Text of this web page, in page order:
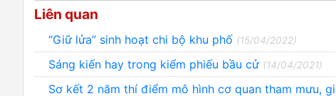
Liên quan
“Giữ lửa” sinh hoạt chi bộ khu phố (15/04/2022)
Sáng kiến hay trong kiểm phiếu bầu cử (14/04/2021)
Sơ kết 2 năm thí điểm mô hình cơ quan tham mưu,